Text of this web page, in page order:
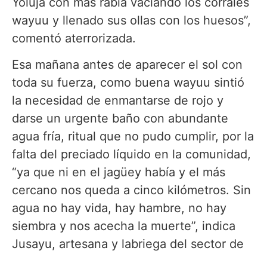
wayuu y llenado sus ollas con los huesos”,
comentó aterrorizada.
Esa mañana antes de aparecer el sol con
toda su fuerza, como buena wayuu sintió
la necesidad de enmantarse de rojo y
darse un urgente baño con abundante
agua fría, ritual que no pudo cumplir, por la
falta del preciado líquido en la comunidad,
“ya que ni en el jagüey había y el más
cercano nos queda a cinco kilómetros. Sin
agua no hay vida, hay hambre, no hay
siembra y nos acecha la muerte”, indica
Jusayu, artesana y labriega del sector de